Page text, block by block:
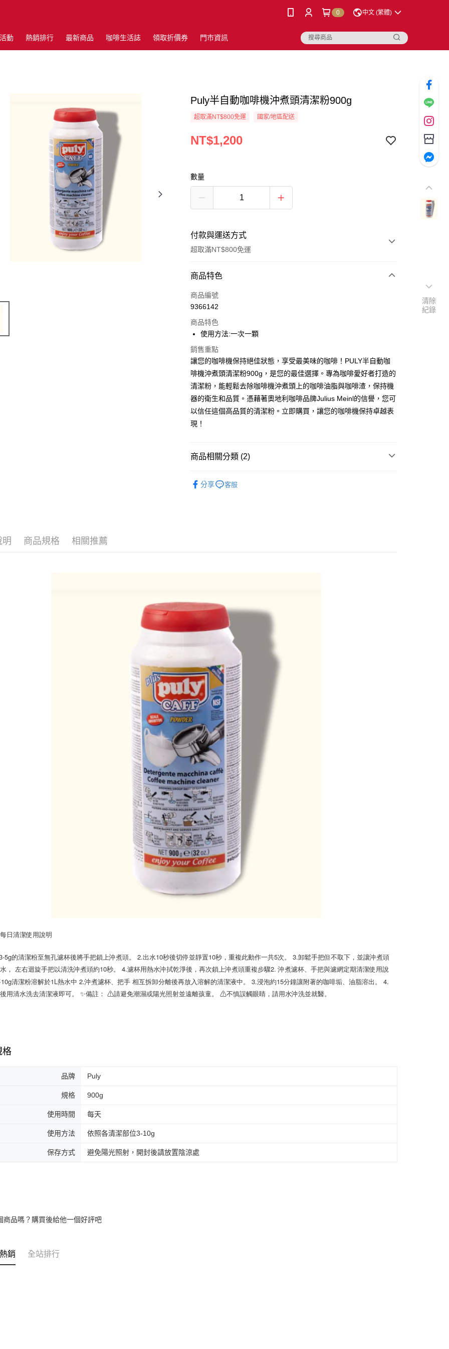
0 中文 (繁體)
動 熱銷排行 最新商品 咖啡生活誌 領取折價券 門市資訊
Puly半自動咖啡機沖煮頭清潔粉900g
超取滿NT$800免運 國家/地區配送
NT$1,200
數量
付款與運送方式
超取滿NT$800免運
付款方式
信用卡一次付款
LINE Pay
Apple Pay
悠遊付
AFTEE先享後付
AFTEE先享後付是「在收到商品之後才付款」的支付方式。 讓您購物簡單
２．便利：只要手機號碼，簡訊認證，即可結帳。
３．安心：先確認商品／服務後，再付款。
付客戶支援中心」https://netprotections.freshdesk.com/support/home
【注意事項】
１．透過由恩沛科技股份有限公司提供之「AFTEE先享後付」服務完成之
交易，需依本服務之必要範圍內提供個人資料，並將交易相關給付款項請
求債權轉讓予恩沛科技股份有限公司。
２．關於個人資料處理事宜，請瀏覽以下網址：
https://aftee.tw/terms/#terms3
３．未成年的使用者請事先徵得法定代理人或監護人之同意方可使用
「AFTEE先享後付」，若未經同意申辦者引起之損失，本公司不負相關責
任。
４．使用「AFTEE先享後付」時，將依據個別帳號之用戶狀況，依本公司
即時審查核予不同之上限額度；若仍有額度不足之情形，本公司將視審查
結果請求用戶進行身份認證。
５．嚴禁一人註冊多個帳號或使用他人資訊註冊。若發現惡意使用之情
形，恩沛科技股份有限公司將有權停止該用戶之使用額度並採取法律行
動。
ATM付款
每筆NT$200，滿NT$1,500(含以上)免運費
付款後門市自取
免運費
每筆NT$180，滿NT$2,500(含以上)免運費
海外運費九折優惠
商品特色
商品編號
9366142
商品特色
使用方法:一次一顆
銷售重點
讓您的咖啡機保持絕佳狀態，享受最美味的咖啡！PULY半自動咖
啡機沖煮頭清潔粉900g，是您的最佳選擇。專為咖啡愛好者打造的
清潔粉，能輕鬆去除咖啡機沖煮頭上的咖啡油脂與咖啡渣，保持機
器的衛生和品質。憑藉著奧地利咖啡品牌Julius Meinl的信譽，您可
以信任這個高品質的清潔粉。立即購買，讓您的咖啡機保持卓越表
現！
商品相關分類 (2)
分享 客服
明 商品規格 相關推薦
日清潔使用說明
5g的清潔粉至無孔濾杯後將手把鎖上沖煮頭。 2.出水10秒後切停並靜置10秒，重複此動作一共5次。 3.卸鬆手把但不取下，並讓沖煮頭
， 左右迴旋手把以清洗沖煮頭約10秒。 4.濾杯用熱水沖拭乾淨後，再次鎖上沖煮頭重複步驟2. 沖煮濾杯、手把與濾網定期清潔使用說
清潔粉溶解於1L熱水中 2.沖煮濾杯、把手 相互拆卸分離後再放入溶解的清潔液中。 3.浸泡約15分鐘讓附著的咖啡垢、油脂溶出。 4.
用清水洗去清潔液即可。 ✨備註： ⚠請避免潮濕或陽光照射並遠離孩童。 ⚠不慎誤觸眼睛，請用水沖洗並就醫。
格
品牌 Puly
規格 900g
使用時間 每天
使用方法 依照各清潔部位3-10g
保存方式 避免陽光照射，開封後請放置陰涼處
商品嗎？購買後給他一個好評吧
銷 全站排行
清除
紀錄